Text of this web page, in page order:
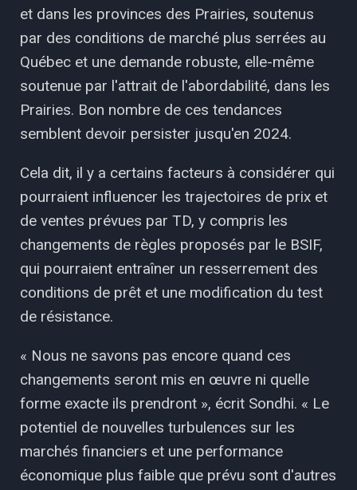
et dans les provinces des Prairies, soutenus
par des conditions de marché plus serrées au
Québec et une demande robuste, elle-même
soutenue par l'attrait de l'abordabilité, dans les
Prairies. Bon nombre de ces tendances
semblent devoir persister jusqu'en 2024.
Cela dit, il y a certains facteurs à considérer qui
pourraient influencer les trajectoires de prix et
de ventes prévues par TD, y compris les
changements de règles proposés par le BSIF,
qui pourraient entraîner un resserrement des
conditions de prêt et une modification du test
de résistance.
« Nous ne savons pas encore quand ces
changements seront mis en œuvre ni quelle
forme exacte ils prendront », écrit Sondhi. « Le
potentiel de nouvelles turbulences sur les
marchés financiers et une performance
économique plus faible que prévu sont d'autres